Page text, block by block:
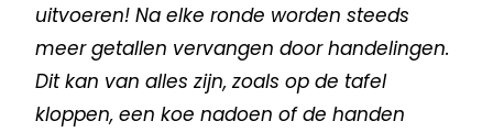
uitvoeren! Na elke ronde worden steeds
meer getallen vervangen door handelingen.
Dit kan van alles zijn, zoals op de tafel
kloppen, een koe nadoen of de handen